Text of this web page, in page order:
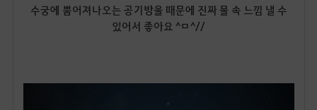
수궁에 뿜어져나오는 공기방울 때문에 진짜 물 속 느낌 낼 수
있어서 좋아요 ^ㅁ^//